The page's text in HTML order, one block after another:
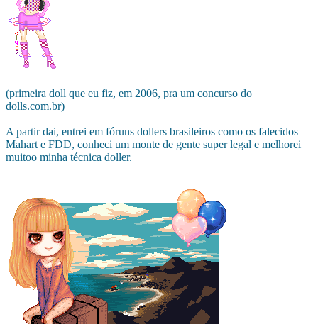
(primeira doll que eu fiz, em 2006, pra um concurso do
dolls.com.br)
A partir dai, entrei em fóruns dollers brasileiros como os falecidos
Mahart e FDD, conheci um monte de gente super legal e melhorei
muitoo minha técnica doller.